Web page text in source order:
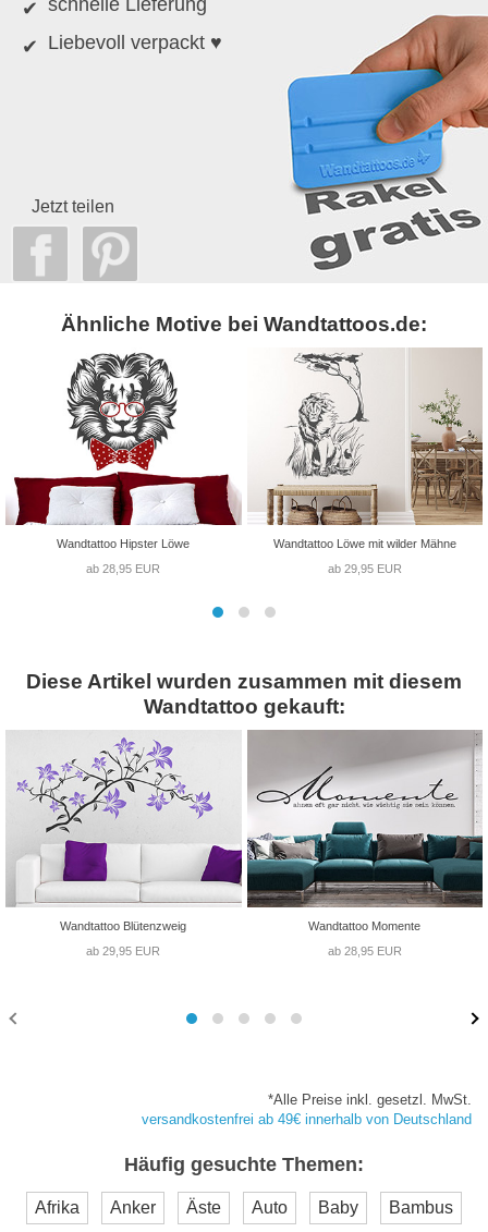
schnelle Lieferung
Liebevoll verpackt ♥
Jetzt teilen
Ähnliche Motive bei Wandtattoos.de:
Wandtattoo Hipster Löwe
ab 28,95 EUR
Wandtattoo Löwe mit wilder Mähne
ab 29,95 EUR
Diese Artikel wurden zusammen mit diesem
Wandtattoo gekauft:
Wandtattoo Blütenzweig
ab 29,95 EUR
Wandtattoo Momente
ab 28,95 EUR
*Alle Preise inkl. gesetzl. MwSt.
versandkostenfrei ab 49€ innerhalb von Deutschland
Häufig gesuchte Themen:
Afrika Anker Äste Auto Baby Bambus